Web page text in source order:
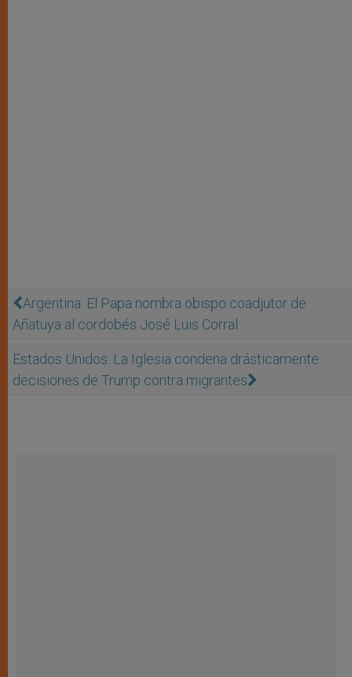
Argentina: El Papa nombra obispo coadjutor de
Añatuya al cordobés José Luis Corral
Estados Unidos: La Iglesia condena drásticamente
decisiones de Trump contra migrantes